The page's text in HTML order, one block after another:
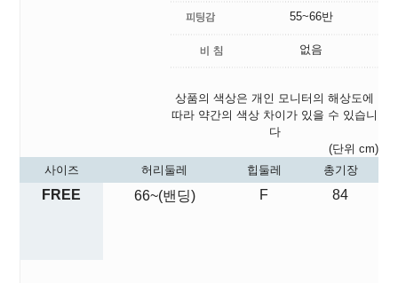
55~66반
없음
상품의 색상은 개인 모니터의 해상도에
따라 약간의 색상 차이가 있을 수 있습니
다
(단위 cm)
사이즈
허리둘레 힙둘레 총기장
FREE 66~(밴딩) F 84